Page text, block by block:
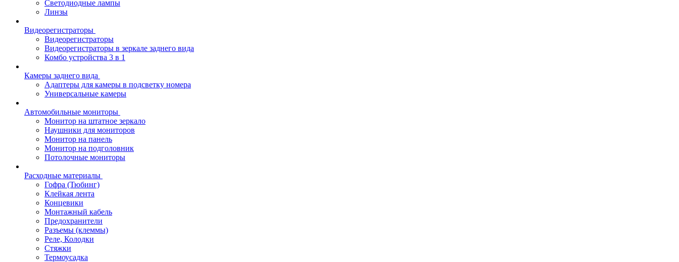
Светодиодные лампы
Линзы
Видеорегистраторы
Видеорегистраторы
Видеорегистраторы в зеркале заднего вида
Комбо устройства 3 в 1
Камеры заднего вида
Адаптеры для камеры в подсветку номера
Универсальные камеры
Автомобильные мониторы
Монитор на штатное зеркало
Наушники для мониторов
Монитор на панель
Монитор на подголовник
Потолочные мониторы
Расходные материалы
Гофра (Тюбинг)
Клейкая лента
Концевики
Монтажный кабель
Предохранители
Разъемы (клеммы)
Реле, Колодки
Стяжки
Термоусадка